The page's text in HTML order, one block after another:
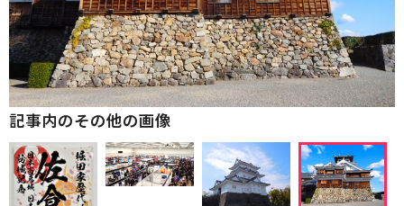
記事内のその他の画像